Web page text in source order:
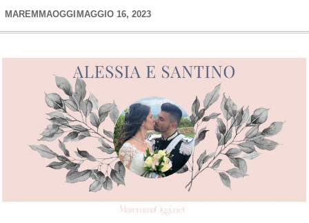
MAREMMAOGGI MAGGIO 16, 2023